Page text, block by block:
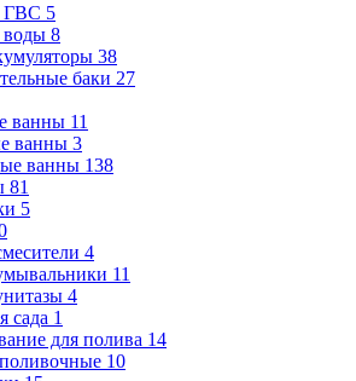
ГВС 5
воды 8
38
баки 27
ванны 11
ванны 3
ванны 138
81
5
4
11
4
сада 1
для полива 14
10